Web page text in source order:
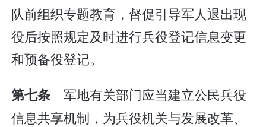
队前组织专题教育，督促引导军人退出现
役后按照规定及时进行兵役登记信息变更
和预备役登记。
第七条军地有关部门应当建立公民兵役
信息共享机制，为兵役机关与发展改革、